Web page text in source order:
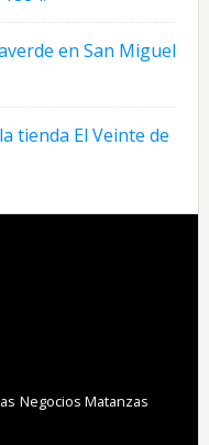
en San Miguel
tienda El Veinte de
Negocios Matanzas